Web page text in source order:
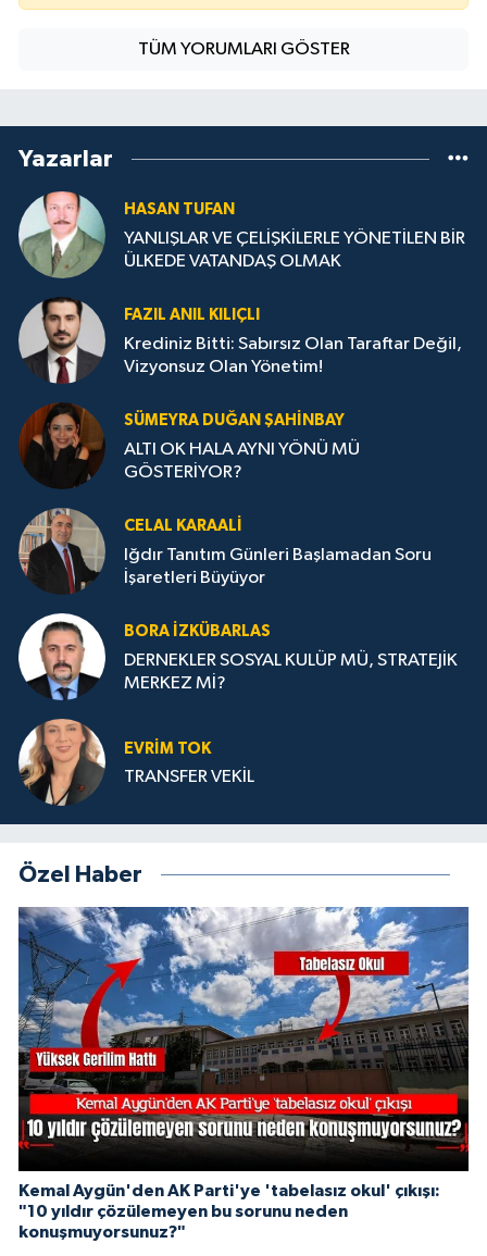
TÜM YORUMLARI GÖSTER
Yazarlar
HASAN TUFAN
YANLIŞLAR VE ÇELİŞKİLERLE YÖNETİLEN BİR
ÜLKEDE VATANDAŞ OLMAK
FAZIL ANIL KILIÇLI
Krediniz Bitti: Sabırsız Olan Taraftar Değil,
Vizyonsuz Olan Yönetim!
SÜMEYRA DUĞAN ŞAHINBAY
ALTI OK HALA AYNI YÖNÜ MÜ
GÖSTERİYOR?
CELAL KARAALİ
Iğdır Tanıtım Günleri Başlamadan Soru
İşaretleri Büyüyor
BORA İZKÜBARLAS
DERNEKLER SOSYAL KULÜP MÜ, STRATEJİK
MERKEZ Mİ?
EVRİM TOK
TRANSFER VEKİL
Özel Haber
Kemal Aygün'den AK Parti'ye 'tabelasız okul' çıkışı:
"10 yıldır çözülemeyen bu sorunu neden
konuşmuyorsunuz?"